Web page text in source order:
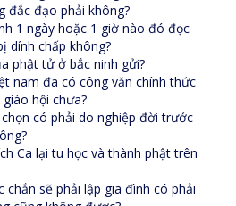
đắc đạo phải không?
1 ngày hoặc 1 giờ nào đó đọc
dính chấp không?
phật tử ở bắc ninh gửi?
nam đã có công văn chính thức
hội chưa?
có phải do nghiệp đời trước
Ca lại tu học và thành phật trên
chắn sẽ phải lập gia đình có phải